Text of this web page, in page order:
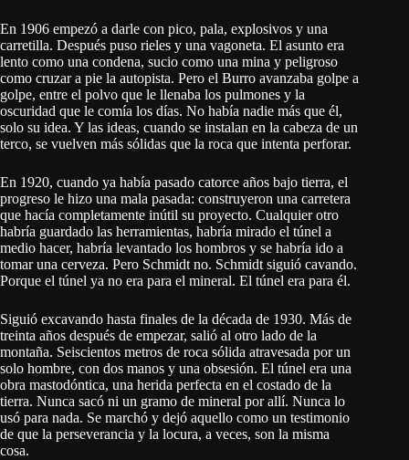
En 1906 empezó a darle con pico, pala, explosivos y una
carretilla. Después puso rieles y una vagoneta. El asunto era
lento como una condena, sucio como una mina y peligroso
como cruzar a pie la autopista. Pero el Burro avanzaba golpe a
golpe, entre el polvo que le llenaba los pulmones y la
oscuridad que le comía los días. No había nadie más que él,
solo su idea. Y las ideas, cuando se instalan en la cabeza de un
terco, se vuelven más sólidas que la roca que intenta perforar.
En 1920, cuando ya había pasado catorce años bajo tierra, el
progreso le hizo una mala pasada: construyeron una carretera
que hacía completamente inútil su proyecto. Cualquier otro
habría guardado las herramientas, habría mirado el túnel a
medio hacer, habría levantado los hombros y se habría ido a
tomar una cerveza. Pero Schmidt no. Schmidt siguió cavando.
Porque el túnel ya no era para el mineral. El túnel era para él.
Siguió excavando hasta finales de la década de 1930. Más de
treinta años después de empezar, salió al otro lado de la
montaña. Seiscientos metros de roca sólida atravesada por un
solo hombre, con dos manos y una obsesión. El túnel era una
obra mastodóntica, una herida perfecta en el costado de la
tierra. Nunca sacó ni un gramo de mineral por allí. Nunca lo
usó para nada. Se marchó y dejó aquello como un testimonio
de que la perseverancia y la locura, a veces, son la misma
cosa.